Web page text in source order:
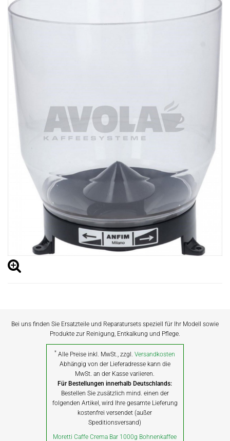
Bei uns finden Sie Ersatzteile und Reparatursets speziell für Ihr Modell sowie
Produkte zur Reinigung, Entkalkung und Pflege.
* Alle Preise inkl. MwSt., zzgl.Versandkosten
Abhängig von der Lieferadresse kann die
MwSt. an der Kasse variieren.
Für Bestellungen innerhalb Deutschlands:
Bestellen Sie zusätzlich mind. einen der
folgenden Artikel, wird Ihre gesamte Lieferung
kostenfrei versendet (außer
Speditionsversand)
Moretti Caffe Crema Bar 1000g Bohnenkaffee